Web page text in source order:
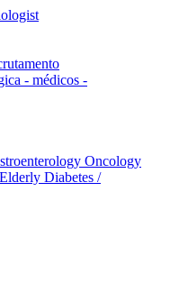
- médicos -
Oncology
Diabetes /